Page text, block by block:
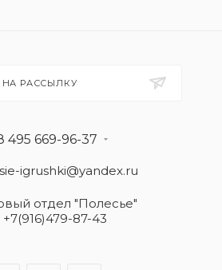
РАССЫЛКУ
495 669-96-37
igrushki@yandex.ru
отдел "Полесье"
+7(916)479-87-43